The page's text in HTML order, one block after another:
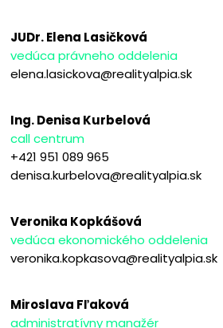
JUDr. Elena Lasičková
vedúca právneho oddelenia
elena.lasickova@realityalpia.sk
Ing. Denisa Kurbelová
call centrum
+421 951 089 965
denisa.kurbelova@realityalpia.sk
Veronika Kopkášová
vedúca ekonomického oddelenia
veronika.kopkasova@realityalpia.sk
Miroslava Fľaková
administratívny manažér